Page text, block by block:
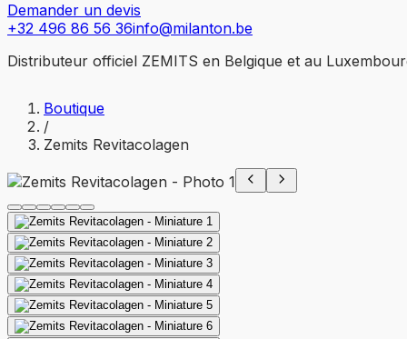
Demander un devis
+32 496 86 56 36info@milanton.be
Distributeur officiel ZEMITS en Belgique et au
Boutique
/
Zemits Revitacolagen